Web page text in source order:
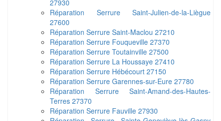
27930
Réparation Serrure Saint-Julien-de-la-Liègue
27600
Réparation Serrure Saint-Maclou 27210
Réparation Serrure Fouqueville 27370
Réparation Serrure Toutainville 27500
Réparation Serrure La Houssaye 27410
Réparation Serrure Hébécourt 27150
Réparation Serrure Garennes-sur-Eure 27780
Réparation Serrure Saint-Amand-des-Hautes-
Terres 27370
Réparation Serrure Fauville 27930